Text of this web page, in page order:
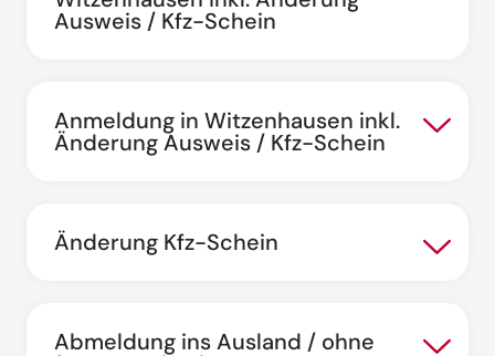
Ausweis / Kfz-Schein
Anmeldung in Witzenhausen inkl.
Änderung Ausweis / Kfz-Schein
Änderung Kfz-Schein
Abmeldung ins Ausland / ohne